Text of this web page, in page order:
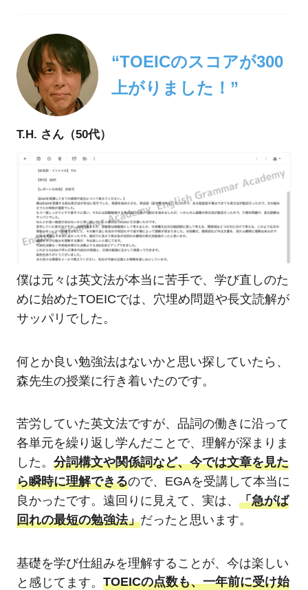
“TOEICのスコアが300
上がりました！”
T.H. さん（50代）
僕は元々は英文法が本当に苦手で、学び直しのた
めに始めたTOEICでは、穴埋め問題や長文読解が
サッパリでした。
何とか良い勉強法はないかと思い探していたら、
森先生の授業に行き着いたのです。
苦労していた英文法ですが、品詞の働きに沿って
各単元を繰り返し学んだことで、理解が深まりま
した。 分詞構文や関係詞など、今では文章を見た
ら瞬時に理解できるので、EGAを受講して本当に
良かったです。遠回りに見えて、実は、 「急がば
回れの最短の勉強法」だったと思います。
基礎を学び仕組みを理解することが、今は楽しい
と感じてます。 TOEICの点数も、一年前に受け始